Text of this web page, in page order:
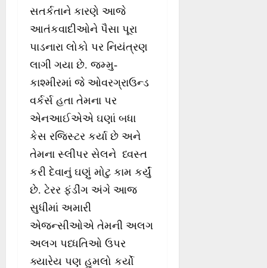
સતર્કતાને કારણે આજે
આતંકવાદીઓને પૈસા પૂરા
પાડનારા લોકો પર નિયંત્રણ
લાગી ગયા છે. જમ્મુ-
કાશ્મીરમાં જે ઓવરગ્રાઉન્ડ
વર્કર્સ હતા તેમના પર
એનઆઈએએ ઘણાં બધા
કેસ રજિસ્ટર કર્યા છે અને
તેમના સ્લીપર સેલને ધ્વસ્ત
કરી દેવાનું ઘણું મોટુ કામ કર્યું
છે. ટેરર ફંડીંગ અંગે આજ
સુધીમાં અમારી
એજન્સીઓએ તેમની અલગ
અલગ પધ્ધતિઓ ઉપર
ક્યારેય પણ હુમલો કર્યો